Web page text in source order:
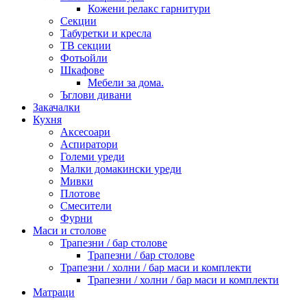
Кожени релакс гарнитури
Секции
Табуретки и кресла
ТВ секции
Фотьойли
Шкафове
Мебели за дома.
Ъглови дивани
Закачалки
Кухня
Аксесоари
Аспиратори
Големи уреди
Малки домакински уреди
Мивки
Плотове
Смесители
Фурни
Маси и столове
Трапезни / бар столове
Трапезни / бар столове
Трапезни / холни / бар маси и комплекти
Трапезни / холни / бар маси и комплекти
Матраци